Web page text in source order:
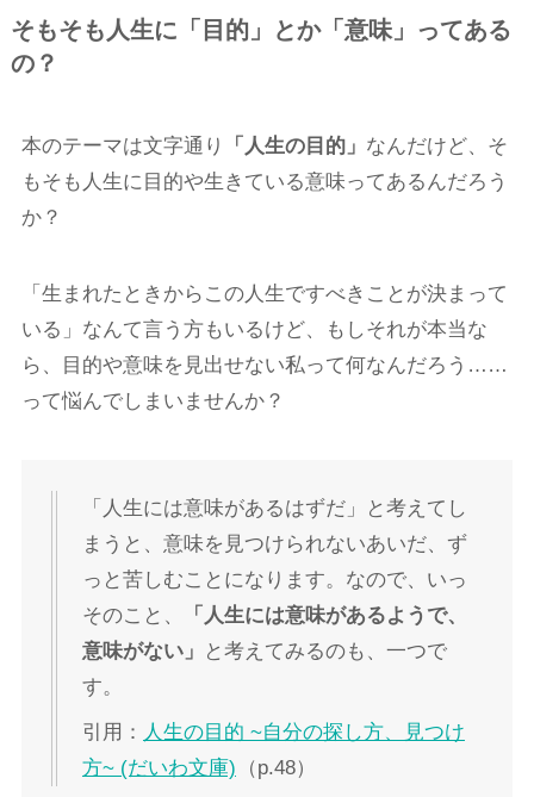
そもそも人生に「目的」とか「意味」ってある
の？
本のテーマは文字通り 「人生の目的」 なんだけど、そ
もそも人生に目的や生きている意味ってあるんだろう
か？
「生まれたときからこの人生ですべきことが決まって
いる」なんて言う方もいるけど、もしそれが本当な
ら、目的や意味を見出せない私って何なんだろう……
って悩んでしまいませんか？
「人生には意味があるはずだ」と考えてし
まうと、意味を見つけられないあいだ、ず
っと苦しむことになります。なので、いっ
そのこと、
「人生には意味があるようで、
意味がない」
と考えてみるのも、一つで
す。
引用： 人生の目的 ~自分の探し方、見つけ
方~ (だいわ文庫)
（p.48）